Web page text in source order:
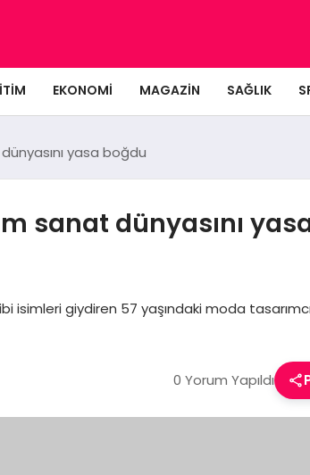
EKONOMI MAGAZIN SAĞLIK
yasa boğdu
sanat dünyasını
isimleri giydiren 57 yaşındaki moda
0 Yorum Yapıldı